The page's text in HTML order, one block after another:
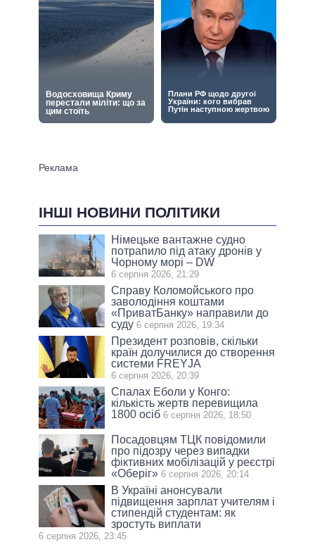
ІНШІ НОВИНИ ПОЛІТИКИ
Німецьке вантажне судно
потрапило під атаку дронів у
Чорному морі – DW
6 серпня 2026, 21:29
Справу Коломойського про
заволодіння коштами
«ПриватБанку» направили до
суду 6 серпня 2026, 19:34
Президент розповів, скільки
країн долучилися до створення
системи FREYJA
6 серпня 2026, 20:39
Спалах Еболи у Конго:
кількість жертв перевищила
1800 осіб 6 серпня 2026, 18:50
Посадовцям ТЦК повідомили
про підозру через випадки
фіктивних мобілізацій у реєстрі
«Оберіг» 6 серпня 2026, 20:14
В Україні анонсували
підвищення зарплат учителям і
стипендій студентам: як
зростуть виплати
6 серпня 2026, 23:45